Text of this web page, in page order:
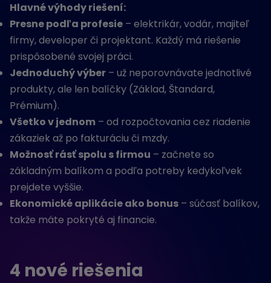
Hlavné výhody riešení:
Presne podľa profesie – elektrikár, vodár, majiteľ
firmy, developer či projektant. Každý má riešenie
prispôsobené svojej práci.
Jednoduchý výber – už neporovnávate jednotlivé
produkty, ale len balíčky (Základ, Štandard,
Prémium).
Všetko v jednom – od rozpočtovania cez riadenie
zákaziek až po fakturáciu či mzdy.
Možnosť rásť spolu s firmou – začnete so
základným balíkom a podľa potreby kedykoľvek
prejdete vyššie.
Ekonomické aplikácie ako bonus – súčasť balíkov,
takže máte pokryté aj financie.
4 nové riešenia